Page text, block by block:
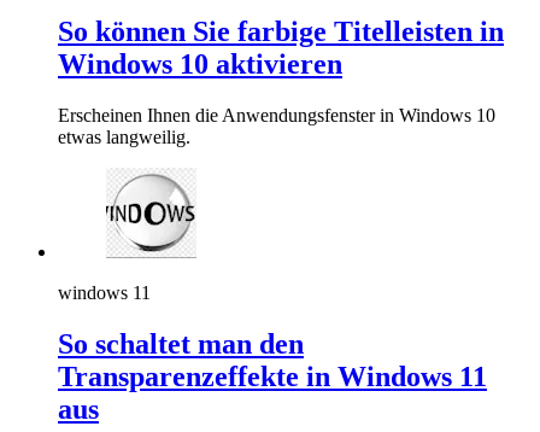
So können Sie farbige Titelleisten in
Windows 10 aktivieren
Erscheinen Ihnen die Anwendungsfenster in Windows 10
etwas langweilig.
windows 11
So schaltet man den
Transparenzeffekte in Windows 11
aus